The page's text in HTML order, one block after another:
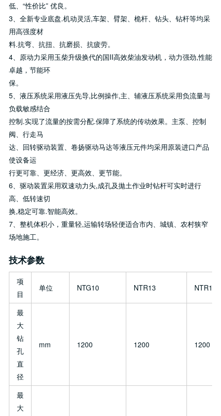
低、“性价比” 优良。
3、全新专业底盘.机动灵活,车架、臂架、桅杆、钻头、钻杆等均采
用高强度材
料.抗弯、抗扭、抗磨损、抗疲劳。
4、原动力采用玉柴升级换代的国II高效柴油发动机，动力强劲,性能
卓越，节能环
保。
5、液压系统采用液压先导,比例操作,主、辅液压系统采用负流量与
负载敏感结合
控制.实现了流量的按需分配.保障了系统的传动效果。主泵、控制
阀、行走马
达、回转驱动装置、卷扬驱动马达等液压元件均采用原装进口产品
使设备运
行更可靠、更经济、更高效、更节能。
6、驱动装置采用双速动力头,成孔及拋土作业时钻杆可实时进行
高、低转速切
换,稳定可靠.智能高效。
7、整机体积小，重量轻,运输转场轻便适合市内、城镇、农村狭窄
场地施工。
技术参数
项
目
单位 NTG10 NTR13 NTR15
最
大
钻
孔
直
径
mm 1200 1200 1200
最
大